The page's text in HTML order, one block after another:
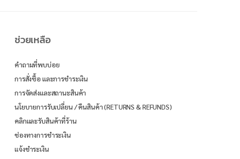
ช่วยเหลือ
คำถามที่พบบ่อย
การสั่งซื้อ และการชำระเงิน
การจัดส่งและสถานะสินค้า
นโยบายการรับเปลี่ยน / คืนสินค้า (RETURNS & REFUNDS)
คลิกและรับสินค้าที่ร้าน
ช่องทางการชำระเงิน
แจ้งชำระเงิน